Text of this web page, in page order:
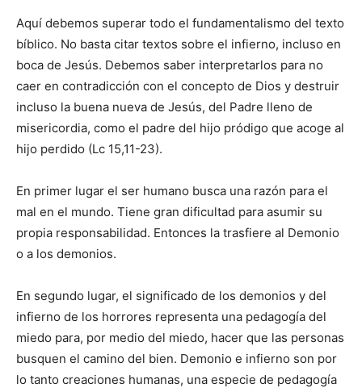
Aquí debemos superar todo el fundamentalismo del texto
bíblico. No basta citar textos sobre el infierno, incluso en
boca de Jesús. Debemos saber interpretarlos para no
caer en contradicción con el concepto de Dios y destruir
incluso la buena nueva de Jesús, del Padre lleno de
misericordia, como el padre del hijo pródigo que acoge al
hijo perdido (Lc 15,11-23).
En primer lugar el ser humano busca una razón para el
mal en el mundo. Tiene gran dificultad para asumir su
propia responsabilidad. Entonces la trasfiere al Demonio
o a los demonios.
En segundo lugar, el significado de los demonios y del
infierno de los horrores representa una pedagogía del
miedo para, por medio del miedo, hacer que las personas
busquen el camino del bien. Demonio e infierno son por
lo tanto creaciones humanas, una especie de pedagogía